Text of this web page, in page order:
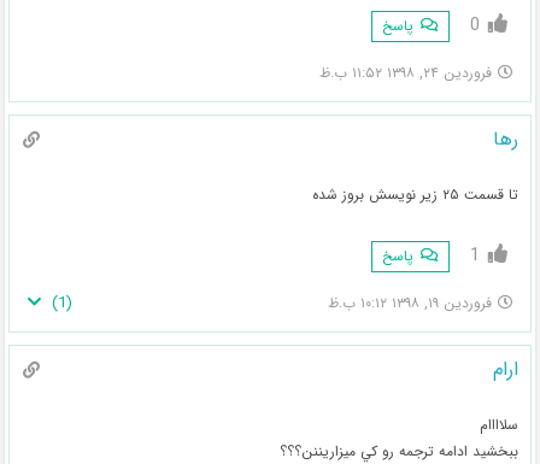
0 پاسخ
فروردین ۲۴, ۱۳۹۸ ۱۱:۵۲ ب.ظ
رها
تا قسمت ۲۵ زیر نویسش بروز شده
1 پاسخ
فروردین ۱۹, ۱۳۹۸ ۱۰:۱۲ ب.ظ (
1
)
ارام
سلاااام
ببخشيد ادامه ترجمه رو كي ميزاريننن؟؟؟